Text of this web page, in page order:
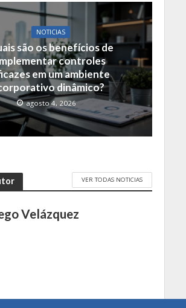
NOTICIAS
são os benefícios de
controles
em um ambiente
dinâmico?
agosto 4, 2026
VER TODAS NOTICIAS
Velázquez